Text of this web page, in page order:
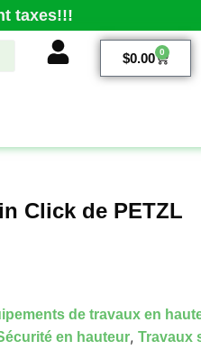
taxes!!!
$0.00 0
Click de PETZL
de travaux en
en hauteur, Travaux